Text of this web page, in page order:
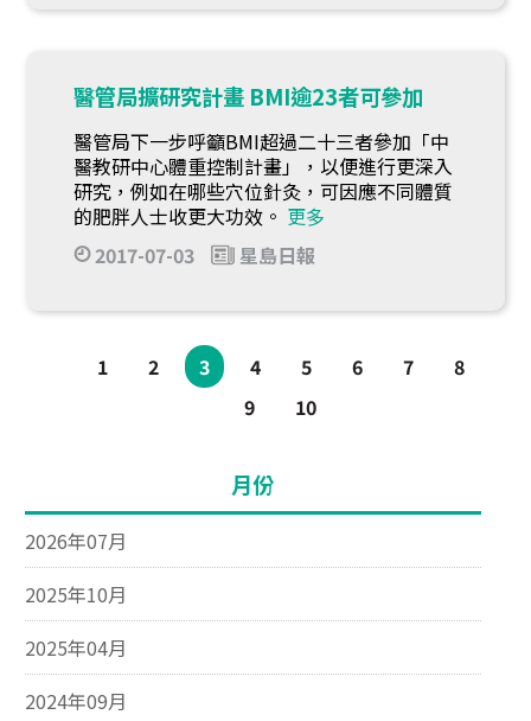
醫管局擴研究計畫 BMI逾23者可參加
醫管局下一步呼籲BMI超過二十三者參加「中
醫教研中心體重控制計畫」，以便進行更深入
研究，例如在哪些穴位針灸，可因應不同體質
的肥胖人士收更大功效。 更多
2017-07-03
星島日報
1 2 3 4 5 6 7
8
9
10
月份
2026年07月
2025年10月
2025年04月
2024年09月